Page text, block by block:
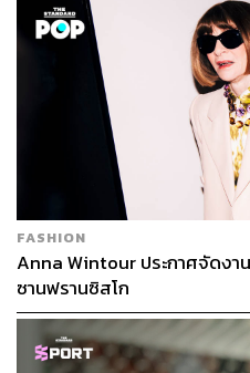
FASHION
Anna Wintour ประกาศจัดงา
ซานฟรานซิสโก